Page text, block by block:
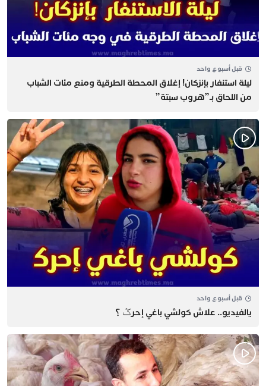
قبل أسبوع واحد
​ليلة استنفار بإنزكان! إغلاق المحطة الطرقية ومنع مئات الشباب
من اللحاق بـ”هروب سبتة”
قبل أسبوع واحد
يالفيديو.. علاش كولشي باغي إحرݣ ؟